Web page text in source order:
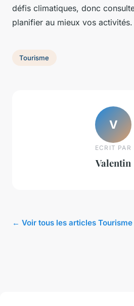
défis climatiques, donc
planifier au mieux vos activités.
Tourisme
V
ECRIT PAR
Valentin
← Voir tous les articles Tourisme